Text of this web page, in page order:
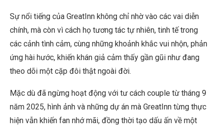
Sự nổi tiếng của GreatInn không chỉ nhờ vào các vai diễn
chính, mà còn vì cách họ tương tác tự nhiên, tinh tế trong
các cảnh tình cảm, cùng những khoảnh khắc vui nhộn, phản
ứng hài hước, khiến khán giả cảm thấy gần gũi như đang
theo dõi một cặp đôi thật ngoài đời.
Mặc dù đã ngừng hoạt động với tư cách couple từ tháng 9
năm 2025, hình ảnh và những dự án mà GreatInn từng thực
hiện vẫn khiến fan nhớ mãi, đồng thời tạo dấu ấn về một